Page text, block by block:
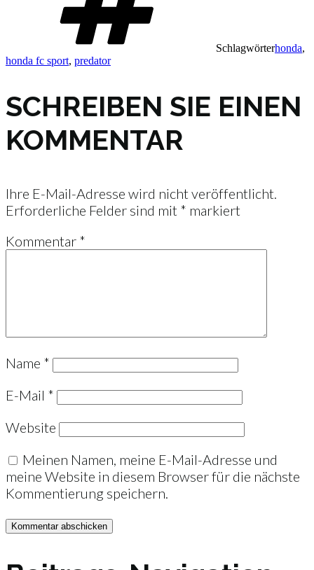
Schlagwörterhonda,
honda fc sport, predator
SCHREIBEN SIE EINEN
KOMMENTAR
Ihre E-Mail-Adresse wird nicht veröffentlicht.
Erforderliche Felder sind mit * markiert
Kommentar *
Name *
E-Mail *
Website
Meinen Namen, meine E-Mail-Adresse und
meine Website in diesem Browser für die nächste
Kommentierung speichern.